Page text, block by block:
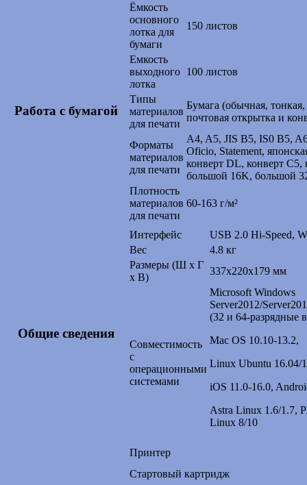
Работа с бумагой
Ёмкость
основного
лотка для
бумаги
150 листов
Емкость
выходного
лотка
100 листов
Типы
материалов
для печати
Бумага (обычная,
почтовая открытка и
Форматы
материалов
для печати
A4, A5, JIS B5, IS0 B5,
Oficio, Statement,
конверт DL, конверт
большой 16K, большой
Плотность
материалов
для печати
60-163 г/м²
Общие сведения
Интерфейс
USB 2.0 Hi-Speed,
Вес
4.8 кг
Размеры (Ш x Г
x В)
337x220x179 мм
Совместимость
с
операционными
системами
Microsoft Windows
Server2012/
(32 и 64-разрядные
Mac OS 10.10-13.2,
Linux Ubuntu 16.04/
iOS 11.0-16.0,
Astra Linux 1.6/1.7,
Linux 8/10
Принтер
Стартовый картридж